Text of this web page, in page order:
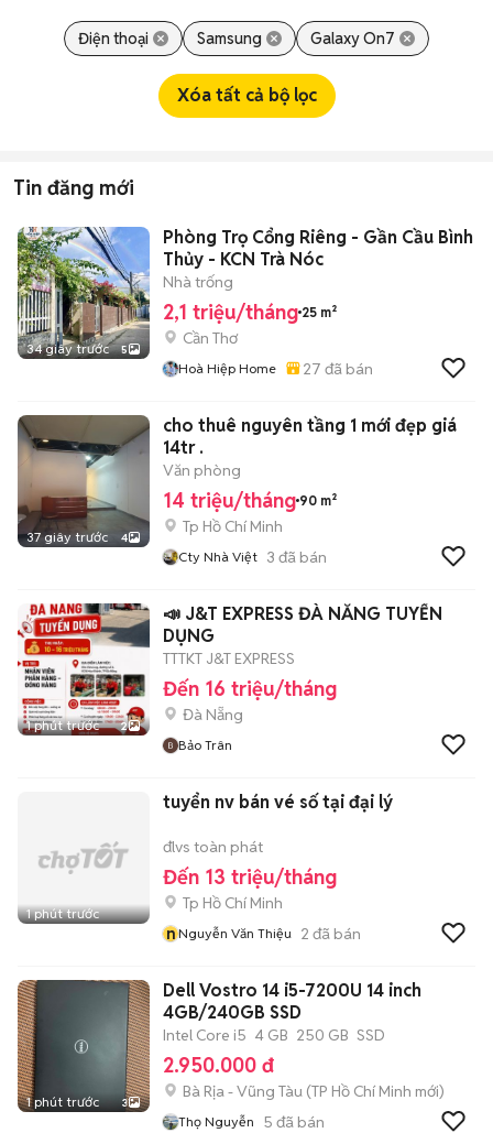
Điện thoại Samsung Galaxy On7
Xóa tất cả bộ lọc
Tin đăng mới
34 giây trước 5
Phòng Trọ Cổng Riêng - Gần Cầu Bình
Thủy - KCN Trà Nóc
Nhà trống
2,1 triệu/tháng 25 m²
Cần Thơ
Hoà Hiệp Home 27 đã bán
37 giây trước 4
cho thuê nguyên tầng 1 mới đẹp giá
14tr .
Văn phòng
14 triệu/tháng 90 m²
Tp Hồ Chí Minh
Cty Nhà Việt 3 đã bán
1 phút trước 2
📣 J&T EXPRESS ĐÀ NẴNG TUYỂN
DỤNG
TTTKT J&T EXPRESS
Đến 16 triệu/tháng
Đà Nẵng
Bảo Trân
1 phút trước
tuyển nv bán vé số tại đại lý
đlvs toàn phát
Đến 13 triệu/tháng
Tp Hồ Chí Minh
nNguyễn Văn Thiệu 2 đã bán
1 phút trước 3
Dell Vostro 14 i5-7200U 14 inch
4GB/240GB SSD
Intel Core i5 4 GB 250 GB SSD
2.950.000 đ
Bà Rịa - Vũng Tàu (TP Hồ Chí Minh mới)
Thọ Nguyễn 5 đã bán